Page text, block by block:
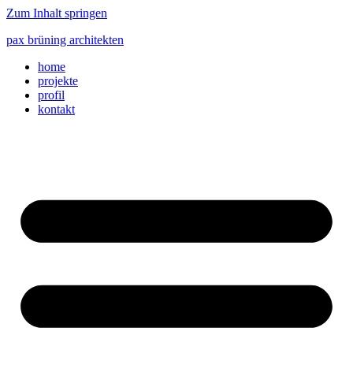
Zum Inhalt springen
pax brüning architekten
home
projekte
profil
kontakt